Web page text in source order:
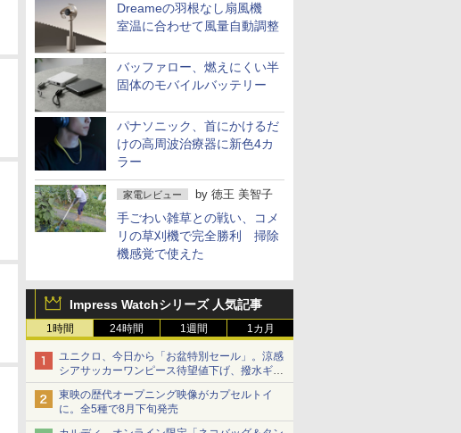
Dreameの羽根なし扇風機
室温に合わせて風量自動調整
バッファロー、燃えにくい半
固体のモバイルバッテリー
パナソニック、首にかけるだ
けの高周波治療器に新色4カ
ラー
家電レビュー by 徳王 美智子
手ごわい雑草との戦い、コメ
リの草刈機で完全勝利 掃除
機感覚で使えた
Impress Watchシリーズ 人気記事
1時間 24時間 1週間 1カ月
ユニクロ、今日から「お盆特別セール」。涼感
シアサッカーワンピース待望値下げ、撥水ギア
ショーツは1990円に
東映の歴代オープニング映像がカプセルトイ
に。全5種で8月下旬発売